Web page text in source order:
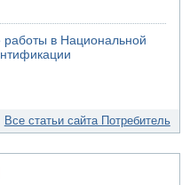
работы в Национальной
Все статьи сайта Потребитель